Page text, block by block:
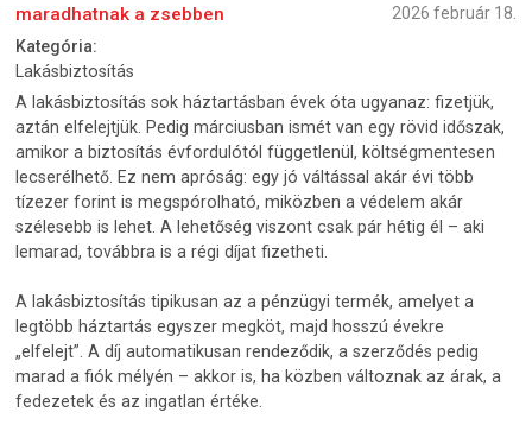
maradhatnak a zsebben
2026 február 18.
Kategória:
Lakásbiztosítás
A lakásbiztosítás sok háztartásban évek óta ugyanaz: fizetjük,
aztán elfelejtjük. Pedig márciusban ismét van egy rövid időszak,
amikor a biztosítás évfordulótól függetlenül, költségmentesen
lecserélhető. Ez nem apróság: egy jó váltással akár évi több
tízezer forint is megspórolható, miközben a védelem akár
szélesebb is lehet. A lehetőség viszont csak pár hétig él – aki
lemarad, továbbra is a régi díjat fizetheti.
A lakásbiztosítás tipikusan az a pénzügyi termék, amelyet a
legtöbb háztartás egyszer megköt, majd hosszú évekre
„elfelejt”. A díj automatikusan rendeződik, a szerződés pedig
marad a fiók mélyén – akkor is, ha közben változnak az árak, a
fedezetek és az ingatlan értéke.